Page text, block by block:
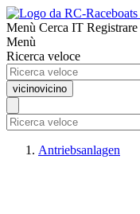
Menù Cerca IT Registrare
Menù
Ricerca veloce
vicinovicino
Antriebsanlagen